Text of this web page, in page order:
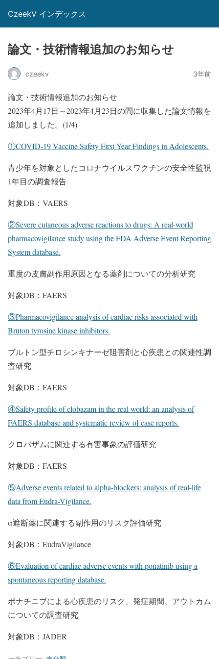
CzeekV インデックス
論文・技術情報追加のお知らせ
czeekv 3年前
論文・技術情報追加のお知らせ
2023年4月17日～2023年4月23日の間に収集した論文情報を
追加しました。(1/4)
①COVID-19 Vaccine Safety First Year Findings in Adolescents.
青少年を対象としたコロナウイルスワクチンの安全性監視
1年目の調査報告
対象DB：VAERS
②Severe cutaneous adverse reactions to drugs: A real-world
pharmacovigilance study using the FDA Adverse Event Reporting
System database.
重度の皮膚副作用原因となる薬剤についての分析研究
対象DB：FAERS
③Pharmacovigilance analysis of cardiac risks associated with
Bruton tyrosine kinase inhibitors.
ブルトン型チロシンキナーゼ阻害剤と心疾患との関連性調
査研究
対象DB：FAERS
④Safety profile of clobazam in the real world: an analysis of
FAERS database and systematic review of case reports.
クロバザムに関連する有害事象の評価研究
対象DB：FAERS
⑤Adverse events related to alpha-blockers: analysis of real-life
data from Eudra-Vigilance.
α遮断薬に関連する副作用のリスク評価研究
対象DB：EudraVigilance
⑥Evaluation of cardiac adverse events with ponatinib using a
spontaneous reporting database.
ポナチニブによる心疾患のリスク、発症期間、アウトカム
についての調査研究
対象DB：JADER